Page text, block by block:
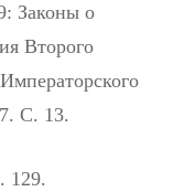
Законы о
Второго
С. 13.
129.